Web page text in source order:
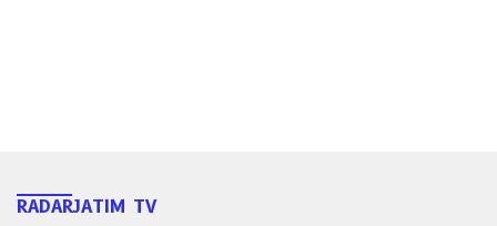
RADARJATIM TV